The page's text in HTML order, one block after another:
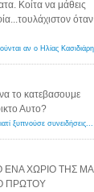
Κοίτα να μάθεις
όταν
το κατεβασουμε
Αυτο?
ΕΝΑ ΧΩΡΙΟ ΤΗΣ
ΠΡΩΤΟΥ